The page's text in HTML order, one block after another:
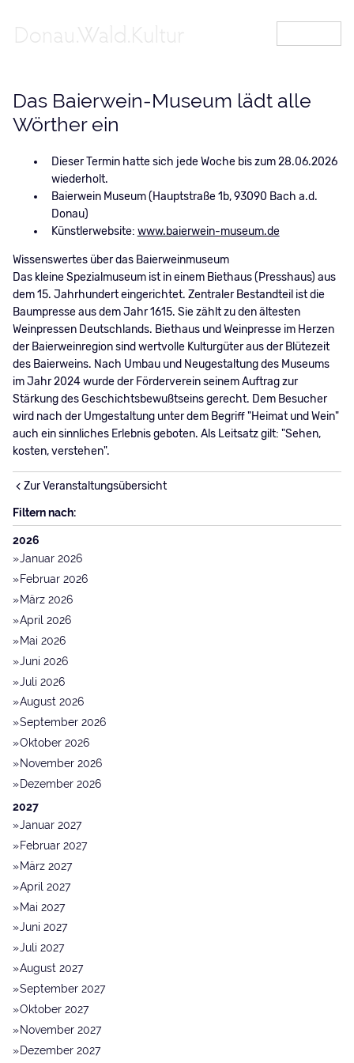
Das Baierwein-Museum lädt alle
Wörther ein
Dieser Termin hatte sich jede Woche bis zum 28.06.2026
wiederholt.
Baierwein Museum (Hauptstraße 1b, 93090 Bach a.d.
Donau)
Künstlerwebsite: www.baierwein-museum.de
Wissenswertes über das Baierweinmuseum
Das kleine Spezialmuseum ist in einem Biethaus (Presshaus) aus
dem 15. Jahrhundert eingerichtet. Zentraler Bestandteil ist die
Baumpresse aus dem Jahr 1615. Sie zählt zu den ältesten
Weinpressen Deutschlands. Biethaus und Weinpresse im Herzen
der Baierweinregion sind wertvolle Kulturgüter aus der Blütezeit
des Baierweins. Nach Umbau und Neugestaltung des Museums
im Jahr 2024 wurde der Förderverein seinem Auftrag zur
Stärkung des Geschichtsbewußtseins gerecht. Dem Besucher
wird nach der Umgestaltung unter dem Begriff "Heimat und Wein"
auch ein sinnliches Erlebnis geboten. Als Leitsatz gilt: "Sehen,
kosten, verstehen".
Zur Veranstaltungsübersicht
Filtern nach:
2026
Januar 2026
Februar 2026
März 2026
April 2026
Mai 2026
Juni 2026
Juli 2026
August 2026
September 2026
Oktober 2026
November 2026
Dezember 2026
2027
Januar 2027
Februar 2027
März 2027
April 2027
Mai 2027
Juni 2027
Juli 2027
August 2027
September 2027
Oktober 2027
November 2027
Dezember 2027